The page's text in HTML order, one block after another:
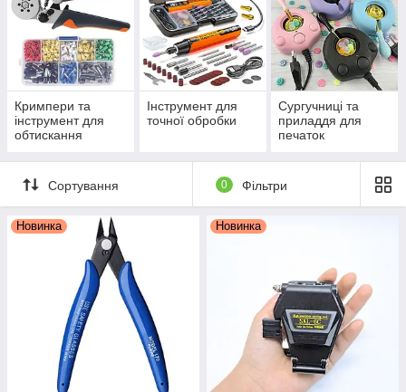
Кримпери та
інструмент для
обтискання
Інструмент для
точної обробки
Сургучниці та
приладдя для
печаток
Сортування 0 Фільтри
Новинка Новинка